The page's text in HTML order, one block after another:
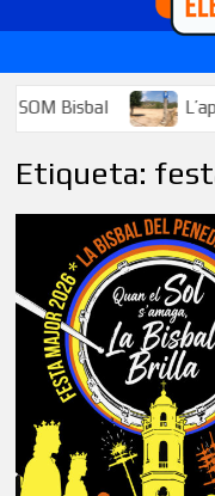
Bisbal
Etiqueta: